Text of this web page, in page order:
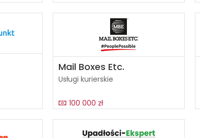
Mail Boxes Etc.
Usługi kurierskie
100 000 zł